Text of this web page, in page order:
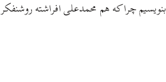
چرا که هم محمدعلی افراشته روشنفکر